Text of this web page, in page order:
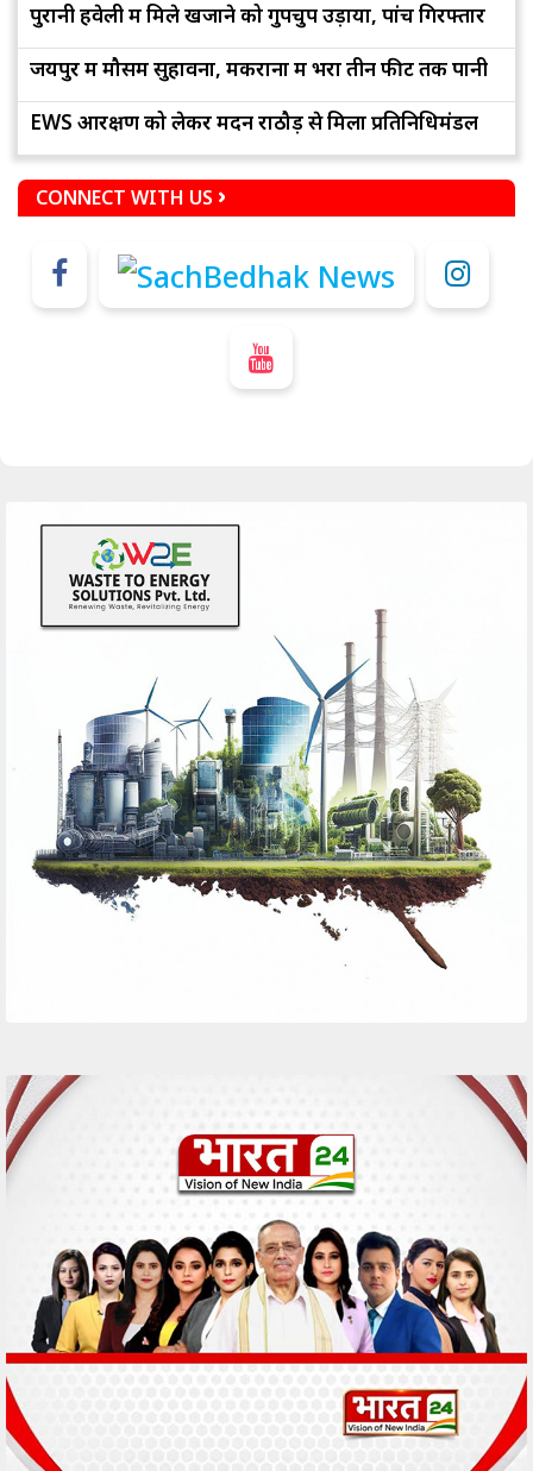
पुरानी हवेली में मिले खजाने को गुपचुप उड़ाया, पांच गिरफ्तार
जयपुर में मौसम सुहावना, मकराना में भरा तीन फीट तक पानी
EWS आरक्षण को लेकर मदन राठौड़ से मिला प्रतिनिधिमंडल
CONNECT WITH US